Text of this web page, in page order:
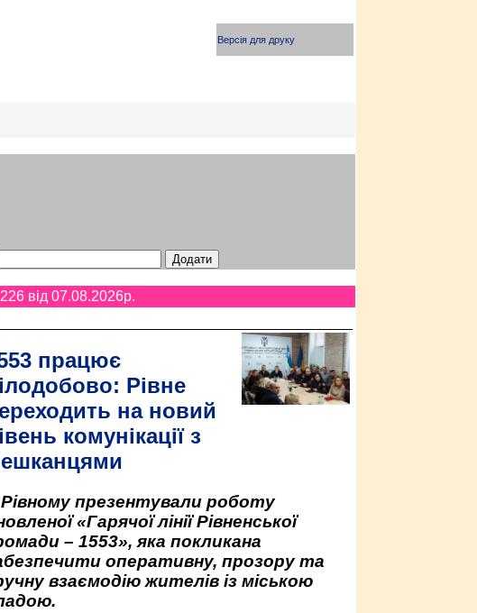
Версія для друку
від 07.08.2026p.
працює
Рівне
на новий
комунікації з
презентували роботу
«Гарячої лінії Рівненської
– 1553», яка покликана
оперативну, прозору та
взаємодію жителів із міською